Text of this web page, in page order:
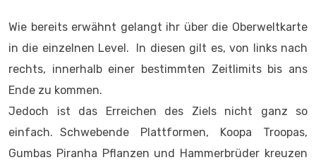
Wie bereits erwähnt gelangt ihr über die Oberweltkarte
in die einzelnen Level. In diesen gilt es, von links nach
rechts, innerhalb einer bestimmten Zeitlimits bis ans
Ende zu kommen.
Jedoch ist das Erreichen des Ziels nicht ganz so
einfach. Schwebende Plattformen, Koopa Troopas,
Gumbas Piranha Pflanzen und Hammerbrüder kreuzen